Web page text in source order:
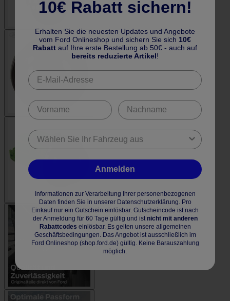
10€ Rabatt sichern!
Erhalten Sie die neuesten Updates und Angebote
vom Ford Onlineshop und sichern Sie sich 10€
Rabatt auf Ihre erste Bestellung ab 50€ - auch auf
bereits reduzierte Artikel!
Anmelden
Informationen zur Verarbeitung Ihrer personenbezogenen
Daten finden Sie in unserer Datenschutzerklärung. Pro
Einkauf nur ein Gutschein einlösbar. Gutscheincode ist nach
der Anmeldung für 60 Tage gültig und ist nicht mit anderen
Rabattcodes einlösbar. Es gelten unsere allgemeinen
Geschäftsbedingungen. Das Angebot ist ausschließlich im
Ford Onlineshop (shop.ford.de) gültig. Keine Barauszahlung
möglich.